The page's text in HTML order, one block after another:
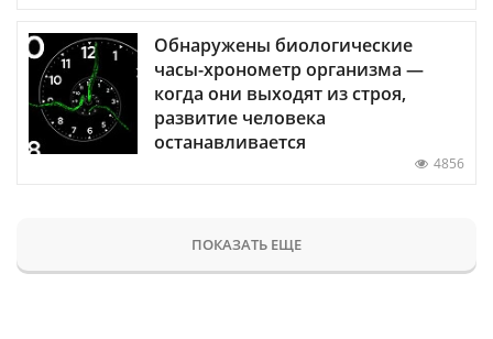
Обнаружены биологические
часы-хронометр организма —
когда они выходят из строя,
развитие человека
останавливается
4856
ПОКАЗАТЬ ЕЩЕ